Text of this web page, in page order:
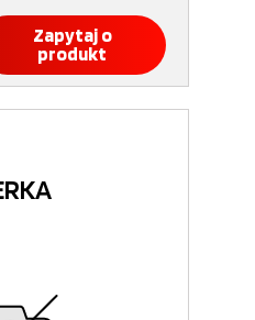
Zapytaj o
produkt